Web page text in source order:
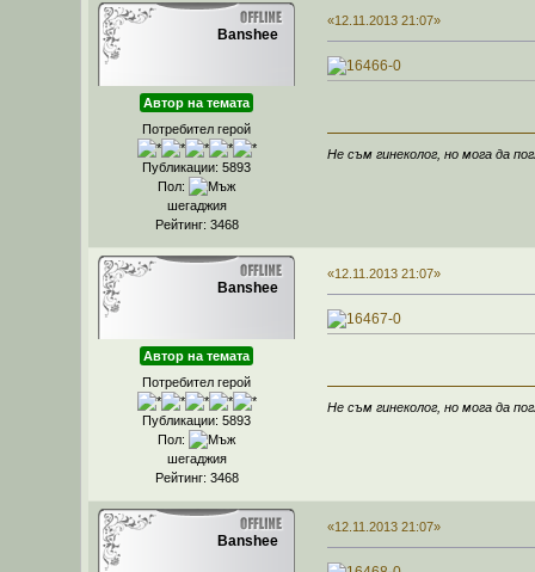
Banshee
Автор на темата
Потребител герой
Публикации: 5893
Пол:
шегаджия
Рейтинг: 3468
«12.11.2013 21:07»
Не съм гинеколог, но мога да
Banshee
Автор на темата
Потребител герой
Публикации: 5893
Пол:
шегаджия
Рейтинг: 3468
«12.11.2013 21:07»
Не съм гинеколог, но мога да
Banshee
«12.11.2013 21:07»